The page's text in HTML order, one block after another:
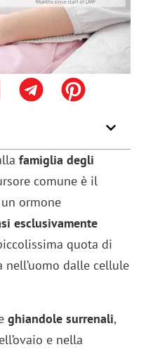
famiglia degli
comune è il
ormone
esclusivamente
quota di
dalle cellule
ghiandole surrenali,
e nella